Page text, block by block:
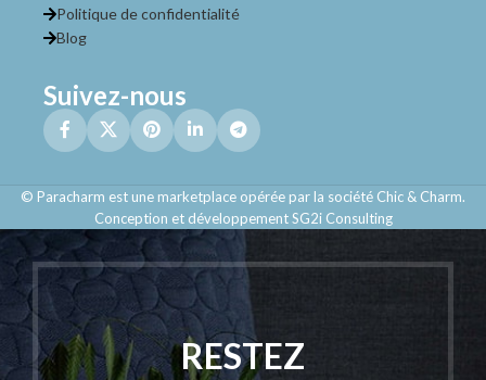
Politique de confidentialité
Blog
Suivez-nous
© Paracharm est une marketplace opérée par la société Chic & Charm.
Conception et développement SG2i Consulting
RESTEZ